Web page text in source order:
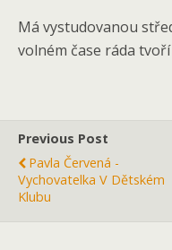
Má vystudovanou
volném čase ráda
Previous Post
Pavla Červená -
Vychovatelka V Dětském
Klubu